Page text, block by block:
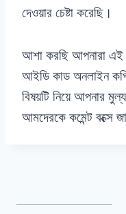
দেওয়ার চেষ্টা করেছি।
আশা করছি আপনারা এই
আইডি কাড অনলাইন
বিষয়টি নিয়ে আপনার
আমদেরকে কমেন্ট বক্সে